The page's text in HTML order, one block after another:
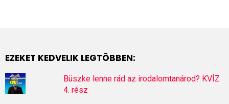
EZEKET KEDVELIK LEGTÖBBEN:
Büszke lenne rád az irodalomtanárod? KVÍZ
4. rész